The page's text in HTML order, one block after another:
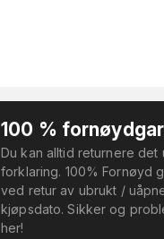
100 %
Du kan alltid returnere
forklaring. 100% Fornøyd
ved retur av ubrukt /
kjøpsdato. Sikker og
her!